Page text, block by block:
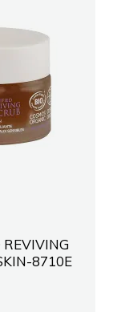
REVIVING
8710E